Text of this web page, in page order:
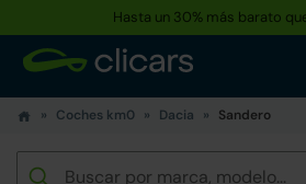
Hasta un 30% más barato
Coches km0 Dacia Sandero